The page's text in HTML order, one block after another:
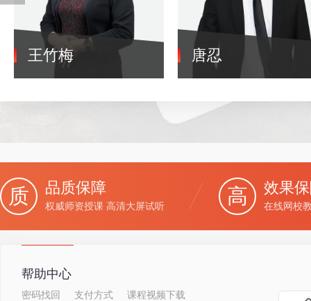
王竹梅 唐忍
质 品质保障
权威师资授课 高清大屏试听 高 效果
在线网校
帮助中心
密码找回 支付方式
课程视频下载